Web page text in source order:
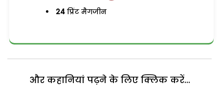
24 प्रिंट मैगजीन
और कहानियां पढ़ने के लिए क्लिक करें...